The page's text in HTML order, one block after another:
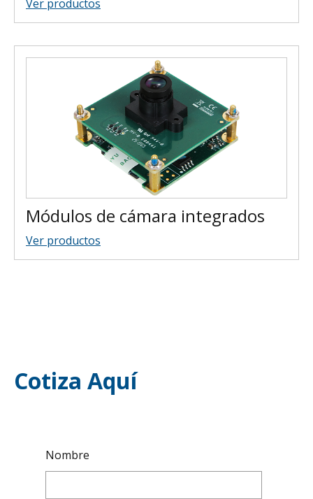
Ver productos
Módulos de cámara integrados
Ver productos
Cotiza Aquí
Nombre